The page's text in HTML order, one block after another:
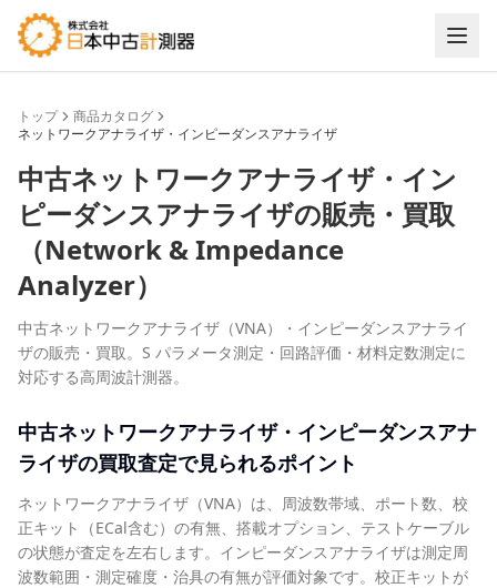
トップ
商品カタログ
ネットワークアナライザ・インピーダンスアナライザ
中古ネットワークアナライザ・イン
ピーダンスアナライザの販売・買取
（Network & Impedance
Analyzer）
中古ネットワークアナライザ（VNA）・インピーダンスアナライ
ザの販売・買取。S パラメータ測定・回路評価・材料定数測定に
対応する高周波計測器。
中古ネットワークアナライザ・インピーダンスアナ
ライザの買取査定で見られるポイント
ネットワークアナライザ（VNA）は、周波数帯域、ポート数、校
正キット（ECal含む）の有無、搭載オプション、テストケーブル
の状態が査定を左右します。インピーダンスアナライザは測定周
波数範囲・測定確度・治具の有無が評価対象です。校正キットが